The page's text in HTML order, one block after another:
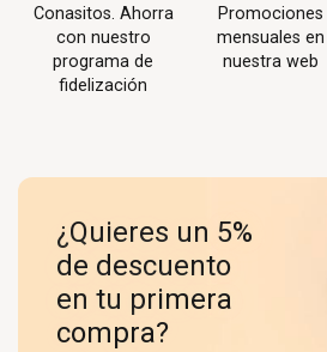
Conasitos. Ahorra
con nuestro
programa de
fidelización
Promociones
mensuales en
nuestra web
¿Quieres un 5%
de descuento
en tu primera
compra?